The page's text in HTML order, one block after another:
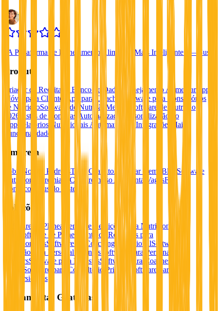
A Plataforma de Planejamento Alimentar Mais Inteligente” — Susy
Produto
Criador de Receitas e Banco de Dados Planejamento Alimentar App
Móvel para Clientes
App para Coaches
Software para Consultórios
de NutriçãoSoftware de Nutrição
Melhor Software de Nutrição
2026 Listas de Compras Automatizadas
Personalização do
App Relatórios Nutricionais AutomatizadosIntegrações
Mais
Funcionalidades
Empresa
Sobre Nossos PadrõesTeste GratuitoAgendar Demo Blog Software
Nutricional Premiado Compromisso Ambiental VagasFale
Conosco Status do Sistema
Soluções
Software de Planeamento de Refeições para Nutricionistas
Software de Planeamento de Refeições para
NutricionistasSoftware de Coaching NutricionalSoftware de
Nutrição para Personal TrainersSoftware para Personal
TrainersSoftware para DietistasSoftware para Coaches de
Software para Consultório Privado
Software para
Universidades
Ferramentas Gratuitas